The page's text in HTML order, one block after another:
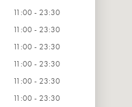
11:00 - 23:30
11:00 - 23:30
11:00 - 23:30
11:00 - 23:30
11:00 - 23:30
11:00 - 23:30